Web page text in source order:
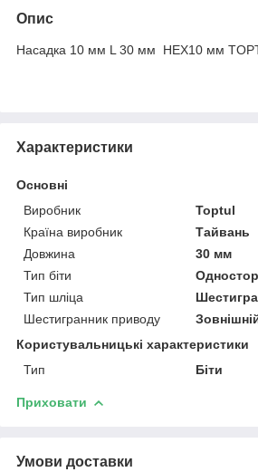
Опис
Насадка 10 мм L 30 мм HEX10 мм
Характеристики
Основні
Виробник
Toptul
Країна виробник
Тайвань
Довжина
30 мм
Тип біти
Тип шліца
Шестигранник приводу
Користувальницькі характеристики
Тип
Біти
Приховати
Умови доставки